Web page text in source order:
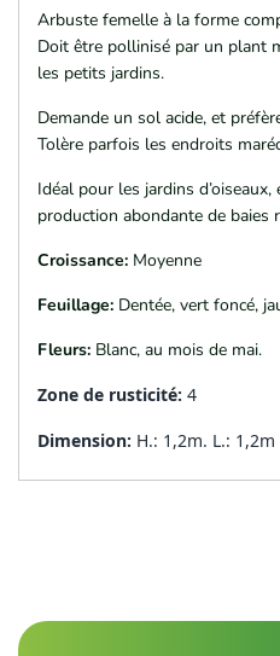
'Berry
(Houx
femelle
verticillé
'Berry
(Houx
femelle
verticillé
Arbuste femelle à la forme
Doit être pollinisé par un plant
les petits jardins.
Demande un sol acide, et
Tolère parfois les endroits
Idéal pour les jardins
production abondante de baies
Croissance: Moyenne
Feuillage: Dentée, vert foncé,
Fleurs: Blanc, au mois de mai.
Zone de rusticité: 4
Dimension: H.: 1,2m. L.: 1,2m